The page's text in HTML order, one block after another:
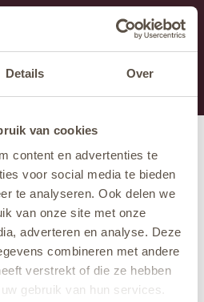
Details Over
van cookies
content en advertenties te
voor social media te bieden
te analyseren. Ook delen we
van onze site met onze
adverteren en analyse. Deze
combineren met andere
verstrekt of die ze hebben
gebruik van hun services.
konserwacji. Jeśli brakuje Ci
numer +31 413 351 272 lub